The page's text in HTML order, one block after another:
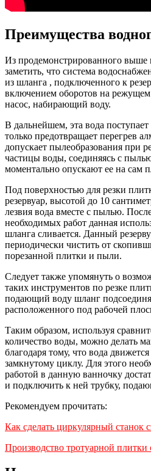
Преимущества
Из продемонстрированного выше
заметить, что система
из шланга , подключенного к
включением оборотов на режущем
насос, набирающий воду.
В дальнейшем, эта вода
только предотвращает перегрев
допускает пылеобразования при
частицы воды, соединяясь с
моментально опускают ее на сам
Под поверхностью для резки
резервуар, высотой до 10
лезвия вода вместе с пылью.
необходимых работ данная
шланга сливается. Данный
периодически чистить от
порезанной плитки и пыли.
Следует также упомянуть о
таких инструментов по резке
подающий воду шланг
расположенного под рабочей
Таким образом, используя
количество воды, можно делать
благодаря тому, что вода
замкнутому циклу. Для этого
работой в данную ванночку
и подключить к ней трубку,
Рекомендуем прочитать:
Как сделать циркулярный станок
Производство тротуарной